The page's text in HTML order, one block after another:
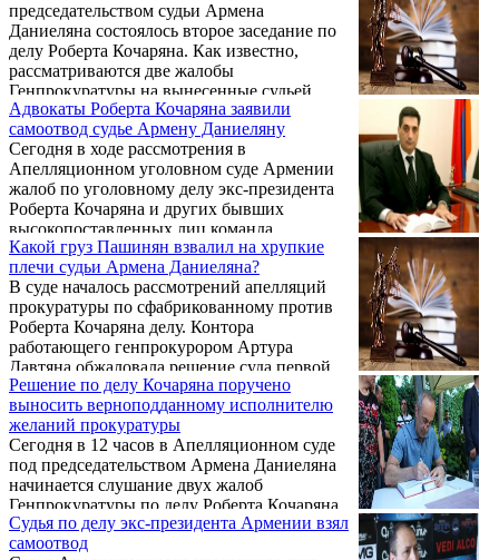
национальности, живет и работает во
Франции.
председательством судьи Армена
Даниеляна состоялось второе заседание по
делу Роберта Кочаряна. Как известно,
рассматриваются две жалобы
Генпрокуратуры на вынесенные судьей
Давидом Григоряном решения об
освобождении второго президента под
личное поручительство и о
приостановлении слушания уголовного
дела до решения Конституционного суда.
Адвокаты Роберта Кочаряна заявили
самоотвод судье Армену Даниеляну
Сегодня в ходе рассмотрения в
Апелляционном уголовном суде Армении
жалоб по уголовному делу экс-президента
Роберта Кочаряна и других бывших
высокопоставленных лиц команда
адвокатов второго президента представила
ходатайство о самоотводе судьи Армена
Даниеляна.
Какой груз Пашинян взвалил на хрупкие
плечи судьи Армена Даниеляна?
В суде началось рассмотрений апелляций
прокуратуры по сфабрикованному против
Роберта Кочаряна делу. Контора
работающего генпрокурором Артура
Давтяна обжаловала решение суда первой
инстанции об освобождении Кочаряна под
личное поручительство (речь о
поручительствах бывшего и действующего
президентов Арцаха Аркадия Гукасяна и
Бако Саакяна) и передачу дела в
Конституционный суд.
Решение по делу Кочаряна поручено
выносить верноподданному исполнителю
желаний прокуратуры
Сегодня в 12 часов в Апелляционном суде
под председательством Армена Даниеляна
начинается слушание двух жалоб
Генпрокуратуры по делу Роберта Кочаряна.
Речь идет об обжаловании двух решений
судьи Давида Григоряна: о замене меры
Судья по делу экс-президента Армении взял
самоотвод